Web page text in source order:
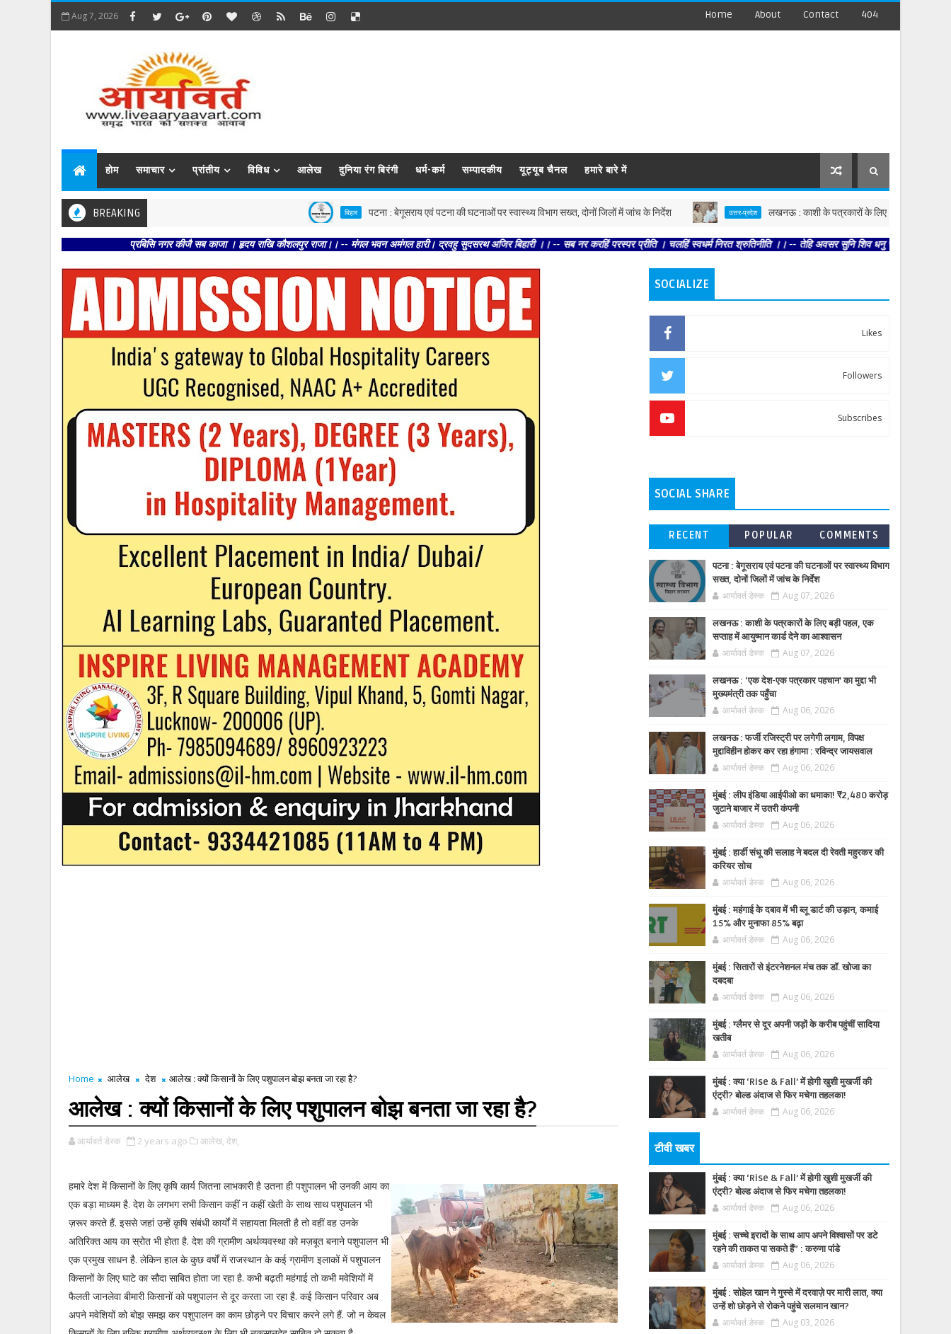
Aug 7, 2026 Home About Contact 404
होम समाचार प्रांतीय विविध आलेख दुनिया रंग बिरंगी धर्म-कर्म सम्पादकीय यूट्यूब चैनल हमारे बारे में
BREAKING बिहार पटना : बेगूसराय एवं पटना की घटनाओं पर स्वास्थ्य विभाग सख्त, दोनों जिलों में जांच के निर्देश उत्तर-प्रदेश लखनऊ : काशी के पत्रकारों के लिए बड़ी पहल, एक सप्ताह में
प्रबिसि नगर कीजै सब काजा । हृदय राखि कौशलपुर राजा।। -- मंगल भवन अमंगल हारी। द्रवहु सुदसरथ अजिर बिहारी ।। -- सब नर करहिं परस्पर प्रीति । चलहिं स्वधर्म निरत श्रुतिनीति ।। -- तेहि अवसर सुनि शिव धनु भंगा । आयउ भृगुकुल कमल
Home आलेख देश आलेख : क्यों किसानों के लिए पशुपालन बोझ बनता जा रहा है?
आलेख : क्यों किसानों के लिए पशुपालन बोझ बनता जा रहा है?
आर्यावर्त डेस्क 2 years ago आलेख, देश,
हमारे देश में किसानों के लिए कृषि कार्य जितना लाभकारी है उतना ही पशुपालन भी उनकी आय का
एक बड़ा माध्यम है. देश के लगभग सभी किसान कहीं न कहीं खेती के साथ साथ पशुपालन भी
ज़रूर करते हैं. इससे जहां उन्हें कृषि संबंधी कार्यों में सहायता मिलती है तो वहीं वह उनके
अतिरिक्त आय का स्रोत भी होता है. देश की ग्रामीण अर्थव्यवस्था को मज़बूत बनाने पशुपालन भी
एक प्रमुख साधन है. लेकिन हाल के कुछ वर्षों में राजस्थान के कई ग्रामीण इलाकों में पशुपालन
किसानों के लिए घाटे का सौदा साबित होता जा रहा है. कभी बढ़ती महंगाई तो कभी मवेशियों में
फैलती जानलेवा बीमारी किसानों को पशुपालन से दूर करता जा रहा है. कई किसान परिवार अब
अपने मवेशियों को बोझ समझ कर पशुपालन का काम छोड़ने पर विचार करने लगे हैं. जो न केवल
SOCIALIZE
Likes
Followers
Subscribes
SOCIAL SHARE
RECENT POPULAR COMMENTS
पटना : बेगूसराय एवं पटना की घटनाओं पर स्वास्थ्य विभाग
सख्त, दोनों जिलों में जांच के निर्देश
आर्यावर्त डेस्क Aug 07, 2026
लखनऊ : काशी के पत्रकारों के लिए बड़ी पहल, एक
सप्ताह में आयुष्मान कार्ड देने का आश्वासन
आर्यावर्त डेस्क Aug 07, 2026
लखनऊ : ‘एक देश-एक पत्रकार पहचान’ का मुद्दा भी
मुख्यमंत्री तक पहुँचा
आर्यावर्त डेस्क Aug 06, 2026
लखनऊ : फर्जी रजिस्ट्री पर लगेगी लगाम, विपक्ष
मुद्दाविहीन होकर कर रहा हंगामा : रविन्द्र जायसवाल
आर्यावर्त डेस्क Aug 06, 2026
मुंबई : लीप इंडिया आईपीओ का धमाका! ₹2,480 करोड़
जुटाने बाजार में उतरी कंपनी
आर्यावर्त डेस्क Aug 06, 2026
मुंबई : हार्डी संधू की सलाह ने बदल दी रेवती महुरकर की
करियर सोच
आर्यावर्त डेस्क Aug 06, 2026
मुंबई : महंगाई के दबाव में भी ब्लू डार्ट की उड़ान, कमाई
15% और मुनाफा 85% बढ़ा
आर्यावर्त डेस्क Aug 06, 2026
मुंबई : सितारों से इंटरनेशनल मंच तक डॉ. खोजा का
दबदबा
आर्यावर्त डेस्क Aug 06, 2026
मुंबई : ग्लैमर से दूर अपनी जड़ों के करीब पहुंचीं सादिया
खतीब
आर्यावर्त डेस्क Aug 06, 2026
मुंबई : क्या ‘Rise & Fall’ में होगी खुशी मुखर्जी की
एंट्री? बोल्ड अंदाज से फिर मचेगा तहलका!
आर्यावर्त डेस्क Aug 06, 2026
टीवी खबर
मुंबई : क्या ‘Rise & Fall’ में होगी खुशी मुखर्जी की
एंट्री? बोल्ड अंदाज से फिर मचेगा तहलका!
आर्यावर्त डेस्क Aug 06, 2026
मुंबई : सच्चे इरादों के साथ आप अपने विश्वासों पर डटे
रहने की ताकत पा सकते हैं” : करुणा पांडे
आर्यावर्त डेस्क Aug 06, 2026
मुंबई : सोहेल खान ने गुस्से में दरवाज़े पर मारी लात, क्या
उन्हें शो छोड़ने से रोकने पहुंचे सलमान खान?
आर्यावर्त डेस्क Aug 03, 2026